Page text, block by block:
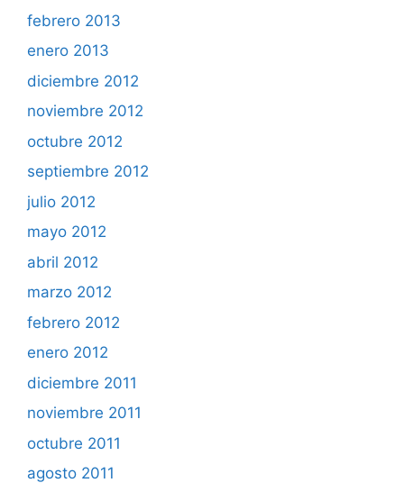
febrero 2013
enero 2013
diciembre 2012
noviembre 2012
octubre 2012
septiembre 2012
julio 2012
mayo 2012
abril 2012
marzo 2012
febrero 2012
enero 2012
diciembre 2011
noviembre 2011
octubre 2011
agosto 2011